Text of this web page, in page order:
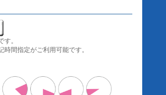
。
間指定がご利用可能です。